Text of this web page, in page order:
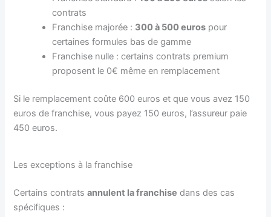
contrats
Franchise majorée : 300 à 500 euros pour
certaines formules bas de gamme
Franchise nulle : certains contrats premium
proposent le 0€ même en remplacement
Si le remplacement coûte 600 euros et que vous avez 150
euros de franchise, vous payez 150 euros, l’assureur paie
450 euros.
Les exceptions à la franchise
Certains contratsannulent la franchise dans des cas
spécifiques :